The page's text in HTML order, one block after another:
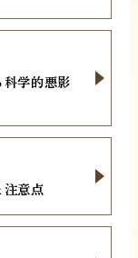
学的悪影
意点